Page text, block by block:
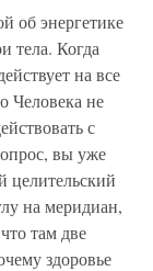
об энергетике
тела. Когда
на все
Человека не
с
вы уже
целительский
на меридиан,
там две
здоровье